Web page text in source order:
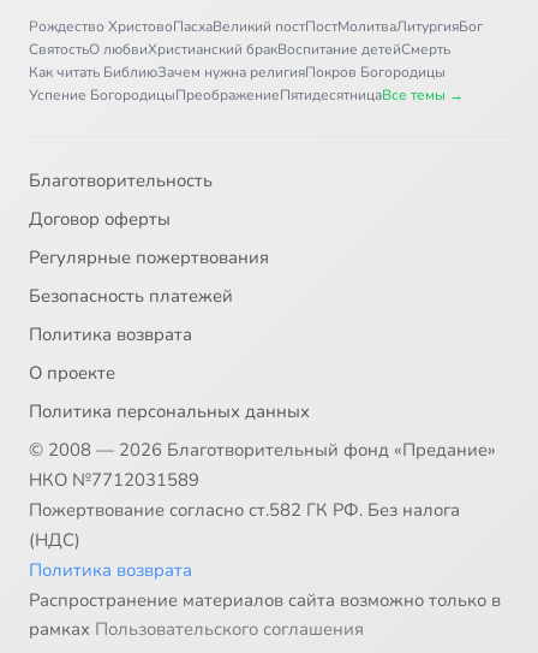
Рождество ХристовоПасхаВеликий постПостМолитваЛитургияБог
СвятостьО любвиХристианский бракВоспитание детейСмерть
Как читать БиблиюЗачем нужна религияПокров Богородицы
Успение БогородицыПреображениеПятидесятницаВсе темы →
Благотворительность
Договор оферты
Регулярные пожертвования
Безопасность платежей
Политика возврата
О проекте
Политика персональных данных
© 2008 — 2026 Благотворительный фонд «Предание»
НКО №7712031589
Пожертвование согласно ст.582 ГК РФ. Без налога
(НДС)
Политика возврата
Распространение материалов сайта возможно только в
рамках Пользовательского соглашения